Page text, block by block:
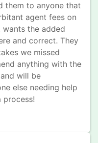
them to anyone that
agent fees on
the added
and correct. They
we missed
anything with the
will be
else needing help